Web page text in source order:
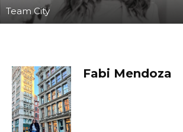
Team City
Fabi Mendoza